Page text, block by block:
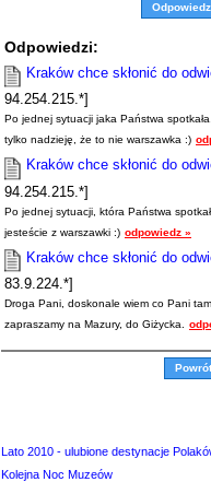
Odpowiedz
Odpowiedzi:
Kraków chce skłonić do
94.254.215.*]
Po jednej sytuacji jaka Państwa
tylko nadzieję, że to nie warszawka :)
Kraków chce skłonić do
94.254.215.*]
Po jednej sytuacji, która Państwa
jesteście z warszawki :) odpowiedz »
Kraków chce skłonić do
83.9.224.*]
Droga Pani, doskonale wiem co Pani
zapraszamy na Mazury, do Giżycka.
Lato 2010 - ulubione destynacje
Kolejna Noc Muzeów